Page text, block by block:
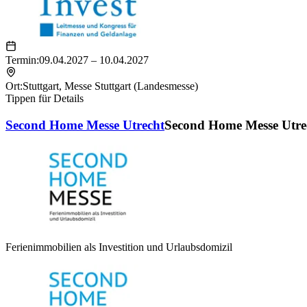
Termin:09.04.2027 – 10.04.2027
Ort:Stuttgart, Messe Stuttgart (Landesmesse)
Tippen für Details
Second Home Messe UtrechtSecond Home Messe
Ferienimmobilien als Investition und Urlaubsdomizil